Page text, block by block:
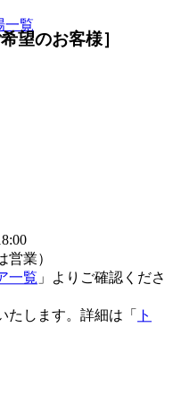
一覧
望のお客様］
業）
一覧 」よりご確認くださ
します。詳細は「
ト